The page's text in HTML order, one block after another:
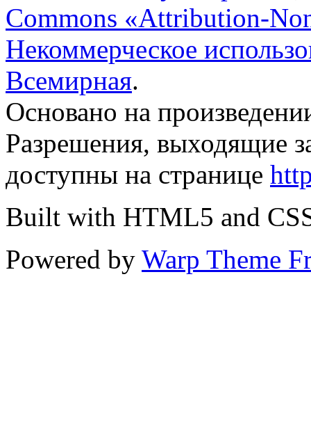
Commons «Attribution-
Некоммерческое
Всемирная.
Основано на
Разрешения, выходящие
доступны на странице
Built with HTML5 and
Powered by Warp Theme